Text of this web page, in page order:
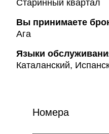
Старинный квартал
Вы принимаете
Ага
Языки
Каталанский,
Номера